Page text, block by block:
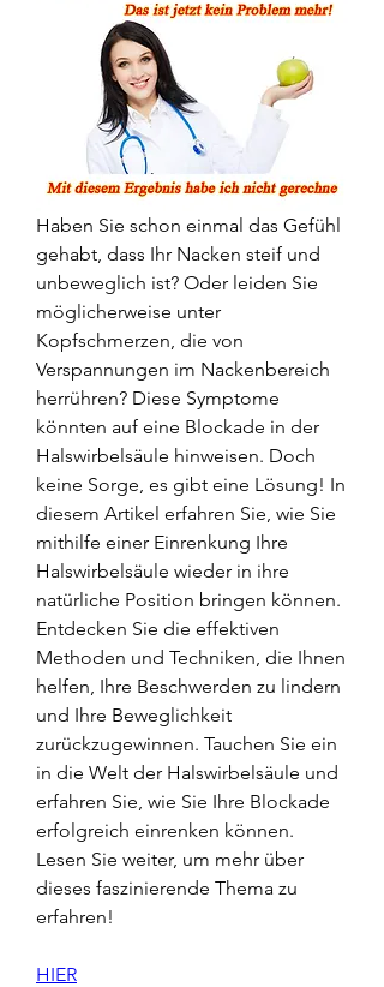
Haben Sie schon einmal das Gefühl
gehabt, dass Ihr Nacken steif und
unbeweglich ist? Oder leiden Sie
möglicherweise unter
Kopfschmerzen, die von
Verspannungen im Nackenbereich
herrühren? Diese Symptome
könnten auf eine Blockade in der
Halswirbelsäule hinweisen. Doch
keine Sorge, es gibt eine Lösung! In
diesem Artikel erfahren Sie, wie Sie
mithilfe einer Einrenkung Ihre
Halswirbelsäule wieder in ihre
natürliche Position bringen können.
Entdecken Sie die effektiven
Methoden und Techniken, die Ihnen
helfen, Ihre Beschwerden zu lindern
und Ihre Beweglichkeit
zurückzugewinnen. Tauchen Sie ein
in die Welt der Halswirbelsäule und
erfahren Sie, wie Sie Ihre Blockade
erfolgreich einrenken können.
Lesen Sie weiter, um mehr über
dieses faszinierende Thema zu
erfahren!
HIER